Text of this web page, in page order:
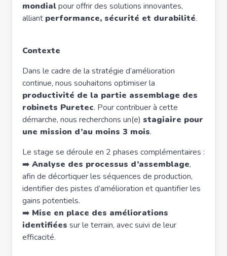
mondialpour offrir des solutions innovantes,
alliant performance, sécurité et durabilité.
Contexte
Dans le cadre de la stratégie d’amélioration
continue, nous souhaitons optimiser la
productivité de la partie assemblage des
robinets Puretec. Pour contribuer à cette
démarche, nous recherchons un(e) stagiaire pour
une mission d’au moins 3 mois.
Le stage se déroule en 2 phases complémentaires :
➡️ Analyse des processus d’assemblage,
afin de décortiquer les séquences de production,
identifier des pistes d’amélioration et quantifier les
gains potentiels.
➡️ Mise en place des améliorations
identifiées sur le terrain, avec suivi de leur
efficacité.